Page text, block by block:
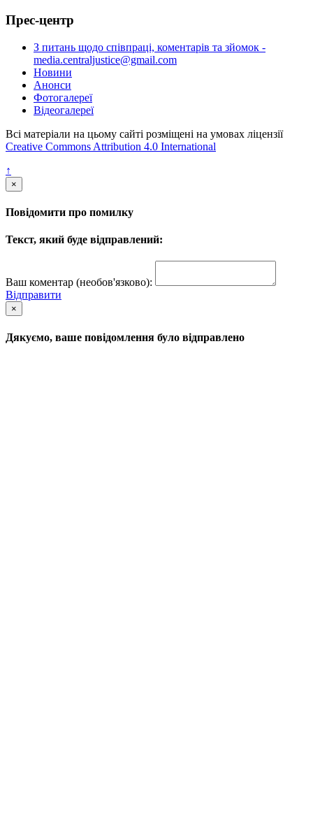
Прес-центр
З питань щодо співпраці, коментарів та зйомок -
media.centraljustice@gmail.com
Новини
Анонси
Фотогалереї
Відеогалереї
Всі матеріали на цьому сайті розміщені на умовах ліцензії
Creative Commons Attribution 4.0 International
↑
×
Повідомити про помилку
Текст, який буде відправлений:
Ваш коментар (необов'язково):
Відправити
×
Дякуємо, ваше повідомлення було відправлено